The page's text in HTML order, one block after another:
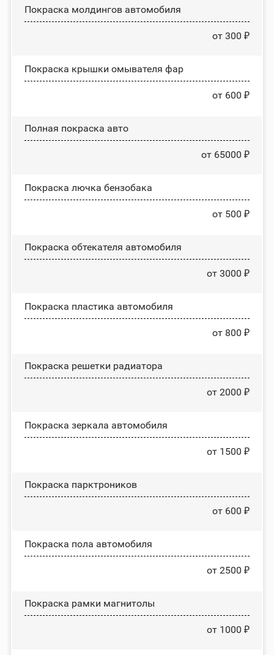
Покраска молдингов автомобиля
от 300 ₽
Покраска крышки омывателя фар
от 600 ₽
Полная покраска авто
от 65000 ₽
Покраска лючка бензобака
от 500 ₽
Покраска обтекателя автомобиля
от 3000 ₽
Покраска пластика автомобиля
от 800 ₽
Покраска решетки радиатора
от 2000 ₽
Покраска зеркала автомобиля
от 1500 ₽
Покраска парктроников
от 600 ₽
Покраска пола автомобиля
от 2500 ₽
Покраска рамки магнитолы
от 1000 ₽